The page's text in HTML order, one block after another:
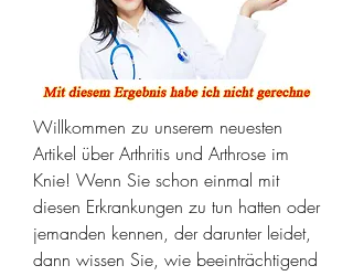
Willkommen zu unserem neuesten
Artikel über Arthritis und Arthrose im
Knie! Wenn Sie schon einmal mit
diesen Erkrankungen zu tun hatten oder
jemanden kennen, der darunter leidet,
dann wissen Sie, wie beeinträchtigend